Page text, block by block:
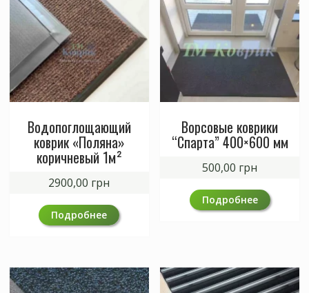
Водопоглощающий
коврик «Поляна»
коричневый 1м²
2900,00 грн
Подробнее
Ворсовые коврики
“Спарта” 400×600 мм
500,00 грн
Подробнее